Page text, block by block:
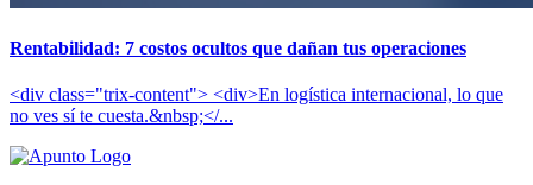
Rentabilidad: 7 costos ocultos que dañan tus operaciones
<div class="trix-content"> <div>En logística internacional, lo que
no ves sí te cuesta.&nbsp;</...